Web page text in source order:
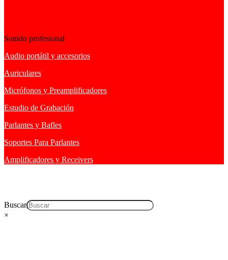
Sonido profesional
Audio portátil y accesorios
Auriculares
Micrófonos y Preamplificadores
Estudio de Grabación
Parlantes y Bafles
Soportes Para Parlantes
Amplificadores y Receivers
Buscar
×